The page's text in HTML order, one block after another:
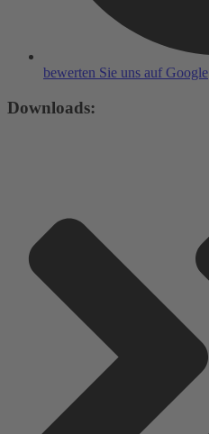
bewerten Sie uns auf Google
Downloads: